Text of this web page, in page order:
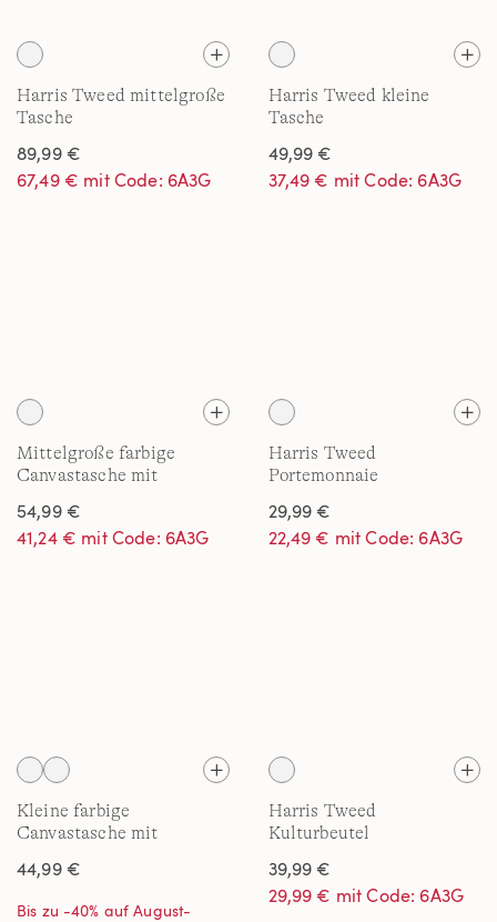
Harris Tweed mittelgroße
Tasche
89,99 €
67,49 € mit Code: 6A3G
Harris Tweed kleine
Tasche
49,99 €
37,49 € mit Code: 6A3G
Mittelgroße farbige
Canvastasche mit
54,99 €
41,24 € mit Code: 6A3G
Harris Tweed
Portemonnaie
29,99 €
22,49 € mit Code: 6A3G
Kleine farbige
Canvastasche mit
44,99 €
Bis zu -40% auf August-
Harris Tweed
Kulturbeutel
39,99 €
29,99 € mit Code: 6A3G